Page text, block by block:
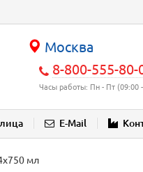
Москва
8-800-555-80-
Часы работы: Пн - Пт (09:00
E-Mail
мл